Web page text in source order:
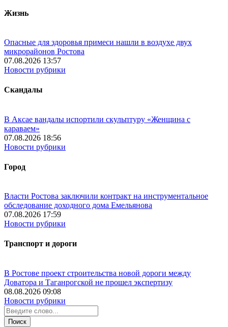
Жизнь
Опасные для здоровья примеси нашли в воздухе двух
микрорайонов Ростова
07.08.2026 13:57
Новости рубрики
Скандалы
В Аксае вандалы испортили скульптуру «Женщина с
караваем»
07.08.2026 18:56
Новости рубрики
Город
Власти Ростова заключили контракт на инструментальное
обследование доходного дома Емельянова
07.08.2026 17:59
Новости рубрики
Транспорт и дороги
В Ростове проект строительства новой дороги между
Доватора и Таганрогской не прошел экспертизу
08.08.2026 09:08
Новости рубрики